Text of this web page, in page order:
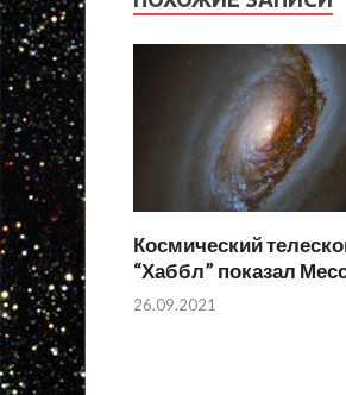
Космический
“Хаббл” показал
26.09.2021